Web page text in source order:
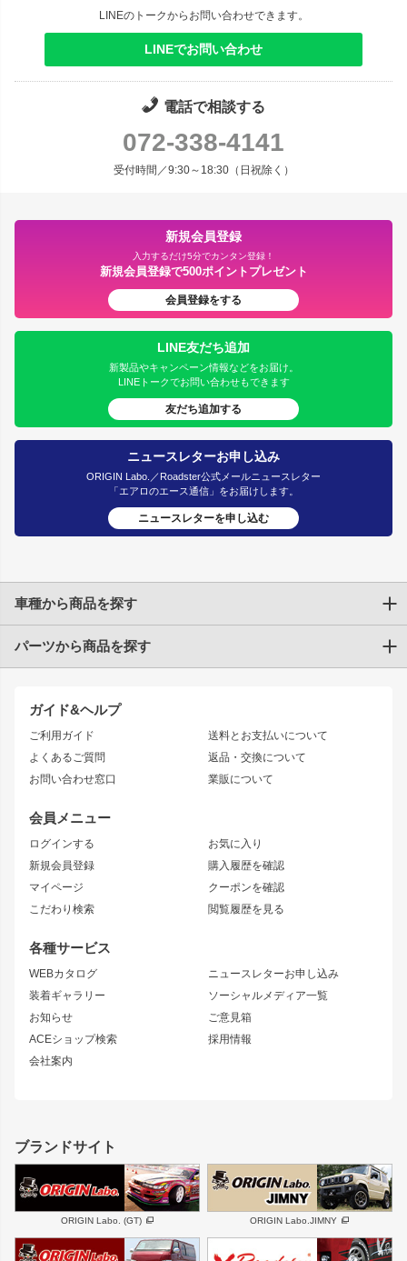
LINEのトークからお問い合わせできます。
LINEでお問い合わせ
電話で相談する
072-338-4141
受付時間／9:30～18:30（日祝除く）
新規会員登録
入力するだけ5分でカンタン登録！
新規会員登録で500ポイントプレゼント
会員登録をする
LINE友だち追加
新製品やキャンペーン情報などをお届け。
LINEトークでお問い合わせもできます
友だち追加する
ニュースレターお申し込み
ORIGIN Labo.／Roadster公式メールニュースレター
「エアロのエース通信」をお届けします。
ニュースレターを申し込む
ガイド&ヘルプ
ご利用ガイド
よくあるご質問
お問い合わせ窓口
送料とお支払いについて
返品・交換について
業販について
会員メニュー
ログインする
新規会員登録
マイページ
こだわり検索
お気に入り
購入履歴を確認
クーポンを確認
閲覧履歴を見る
各種サービス
WEBカタログ
装着ギャラリー
お知らせ
ACEショップ検索
会社案内
ニュースレターお申し込み
ソーシャルメディア一覧
ご意見箱
採用情報
車種から商品を探す
トヨタ
JZX90 CHASER
JZX110 MARK II
JZX100 MARK II
JZX90 MARK II
トレノ
マークX
アリスト
ソアラ
アルテッツァ
ニッサン
S15 シルビア
S14 シルビア 後期
S13 シルビア
180SX
シルエイティ
ワンビア
ローレル
セフィーロ
キャラバン
スズキ
GS350
SC
スバル 三菱
デリカ D:5
軽自動車 汎用
パーツから商品を探す
エアロシリーズ
ドリフトライン
風神
雷神
レーシングライン
アタックライン
ストリームライン
リアウイング
ジムニーパーツ
ホイール
MUD-S7
MUD-SR7
まつど家 鉄漢
ボンネット
フェンダー
サイドパーツ
リアゲート
メンテナンスパーツ
ハイエースパーツ
ホイール
ブランドサイト
ORIGIN Labo. (GT) ORIGIN Labo.JIMNY